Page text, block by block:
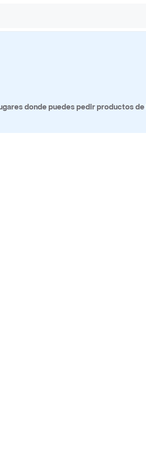
donde puedes pedir productos de